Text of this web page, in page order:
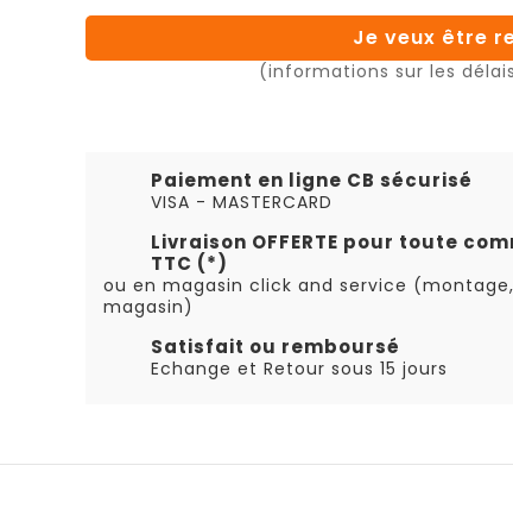
Je veux être
(informations sur les
Paiement en ligne CB sécurisé
VISA - MASTERCARD
Livraison OFFERTE pour toute
TTC (*)
ou en magasin click and service
magasin)
Satisfait ou remboursé
Echange et Retour sous 15 jours